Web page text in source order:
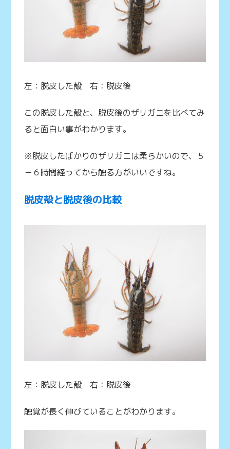
左：脱皮した殻 右：脱皮後
この脱皮した殻と、脱皮後のザリガニを比べてみ
ると面白い事がわかります。
※脱皮したばかりのザリガニは柔らかいので、５
－６時間経ってから触る方がいいですね。
脱皮殻と脱皮後の比較
左：脱皮した殻 右：脱皮後
触覚が長く伸びていることがわかります。